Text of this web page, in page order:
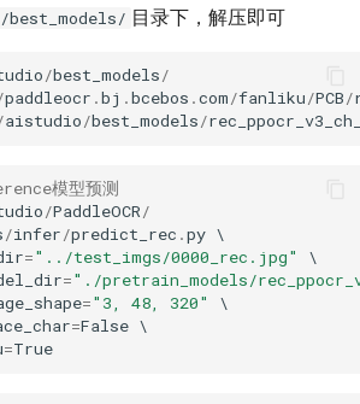
目录下，解压即可
/best_models/
paddleocr .bj .bcebos .com/fanliku/PCB/
aistudio/best_models/
模型预测
/PaddleOCR/
/infer/predict_rec .py
="../test_imgs/0000_rec.jpg"
="./pretrain_models/
="3, 48, 320"
=False
=True